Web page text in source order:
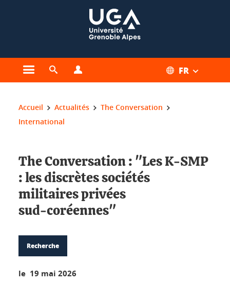
Ouvrir le menu principal
Ouvrir le moteur de recherche FR
Vous êtes ici :
Accueil Actualités
The Conversation
International
The Conversation : "Les K‑SMP
: les discrètes sociétés
militaires privées
sud‑coréennes"
Recherche
le 19 mai 2026